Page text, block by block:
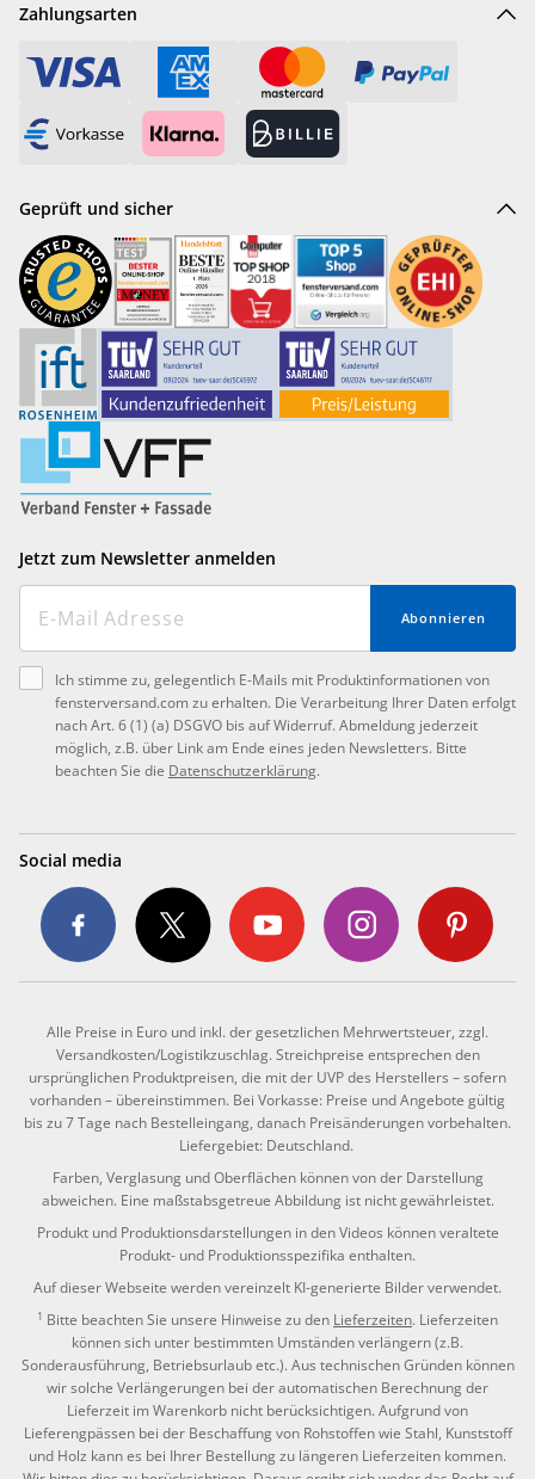
Zahlungsarten
Geprüft und sicher
Jetzt zum Newsletter anmelden
Abonnieren
Ich stimme zu, gelegentlich E-Mails mit Produktinformationen von
fensterversand.com zu erhalten. Die Verarbeitung Ihrer Daten erfolgt
nach Art. 6 (1) (a) DSGVO bis auf Widerruf. Abmeldung jederzeit
möglich, z.B. über Link am Ende eines jeden Newsletters. Bitte
beachten Sie die Datenschutzerklärung.
Social media
Alle Preise in Euro und inkl. der gesetzlichen Mehrwertsteuer, zzgl.
Versandkosten/Logistikzuschlag. Streichpreise entsprechen den
ursprünglichen Produktpreisen, die mit der UVP des Herstellers – sofern
vorhanden – übereinstimmen. Bei Vorkasse: Preise und Angebote gültig
bis zu 7 Tage nach Bestelleingang, danach Preisänderungen vorbehalten.
Liefergebiet: Deutschland.
Farben, Verglasung und Oberflächen können von der Darstellung
abweichen. Eine maßstabsgetreue Abbildung ist nicht gewährleistet.
Produkt und Produktionsdarstellungen in den Videos können veraltete
Produkt- und Produktionsspezifika enthalten.
Auf dieser Webseite werden vereinzelt KI-generierte Bilder verwendet.
1 Bitte beachten Sie unsere Hinweise zu den Lieferzeiten. Lieferzeiten
können sich unter bestimmten Umständen verlängern (z.B.
Sonderausführung, Betriebsurlaub etc.). Aus technischen Gründen können
wir solche Verlängerungen bei der automatischen Berechnung der
Lieferzeit im Warenkorb nicht berücksichtigen. Aufgrund von
Lieferengpässen bei der Beschaffung von Rohstoffen wie Stahl, Kunststoff
und Holz kann es bei Ihrer Bestellung zu längeren Lieferzeiten kommen.